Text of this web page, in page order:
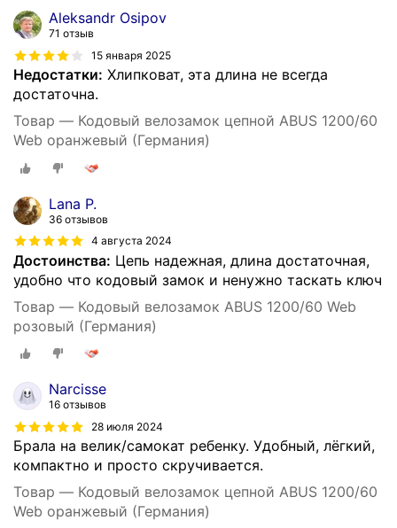
Aleksandr Osipov
71 отзыв
15 января 2025
Недостатки: Хлипковат, эта длина не всегда
достаточна.
Товар — Кодовый велозамок цепной ABUS 1200/60
Web оранжевый (Германия)
Lana P.
36 отзывов
4 августа 2024
Достоинства: Цепь надежная, длина достаточная,
удобно что кодовый замок и ненужно таскать ключ
Товар — Кодовый велозамок ABUS 1200/60 Web
розовый (Германия)
Narcisse
16 отзывов
28 июля 2024
Брала на велик/самокат ребенку. Удобный, лёгкий,
компактно и просто скручивается.
Товар — Кодовый велозамок цепной ABUS 1200/60
Web оранжевый (Германия)